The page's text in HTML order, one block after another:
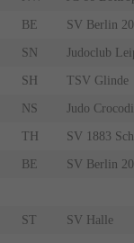
BE SV Berlin
SN Judoclub
SH TSV Glinde
NS Judo
TH SV 1883
BE SV Berlin
ST SV Halle